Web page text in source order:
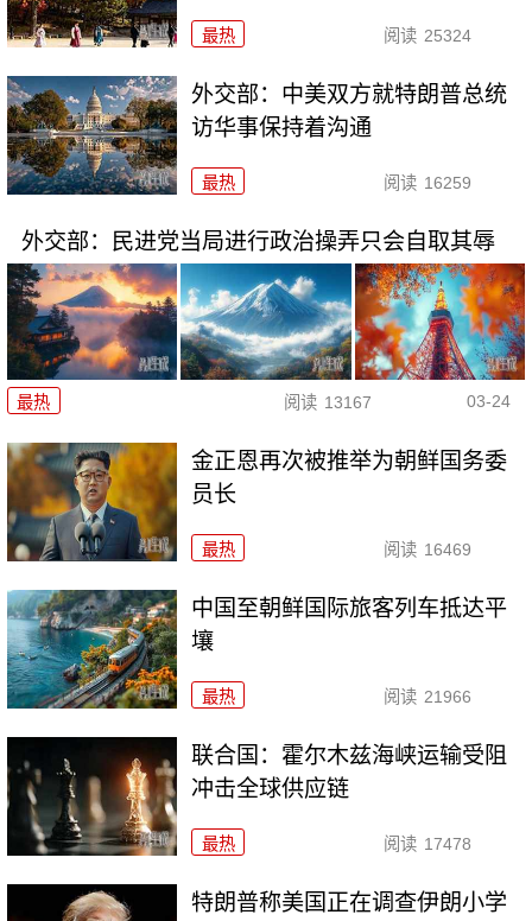
最热 阅读 25324
外交部：中美双方就特朗普总统
访华事保持着沟通
最热 阅读 16259
外交部：民进党当局进行政治操弄只会自取其辱
最热 阅读 13167 03-24
金正恩再次被推举为朝鲜国务委
员长
最热 阅读 16469
中国至朝鲜国际旅客列车抵达平
壤
最热 阅读 21966
联合国：霍尔木兹海峡运输受阻
冲击全球供应链
最热 阅读 17478
特朗普称美国正在调查伊朗小学